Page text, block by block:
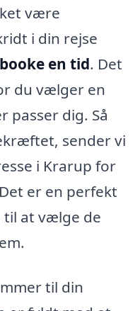
være
i din rejse
booke en tid. Det
du vælger en
passer dig. Så
sender vi
i Krarup for
er en perfekt
at vælge de
til din